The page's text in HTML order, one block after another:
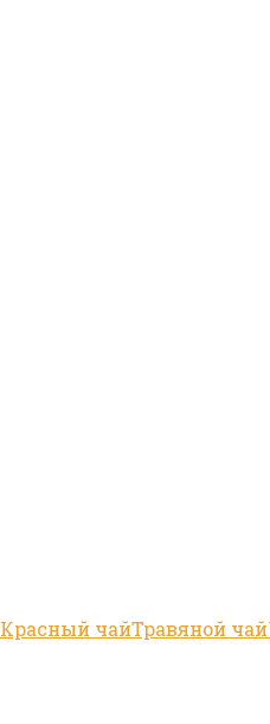
Красный чайТравяной чай